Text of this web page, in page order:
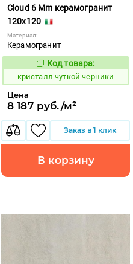
Cloud 6 Mm керамогранит
120x120
Материал:
Керамогранит
827244
Код товара:
кристалл чуткой черники
Цена
8 187 руб./м²
Заказ в 1 клик
В корзину